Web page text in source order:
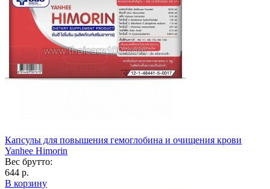
Капсулы для повышения гемоглобина и очищения крови
Yanhee Himorin
Вес брутто:
644 р.
В корзину